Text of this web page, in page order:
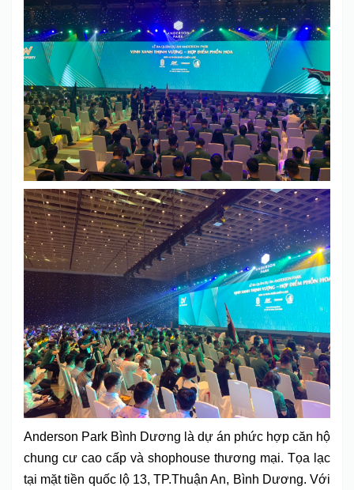
Anderson Park Bình Dương là dự án phức hợp căn hộ
chung cư cao cấp và shophouse thương mại. Tọa lạc
tại mặt tiền quốc lộ 13, TP.Thuận An, Bình Dương. Với